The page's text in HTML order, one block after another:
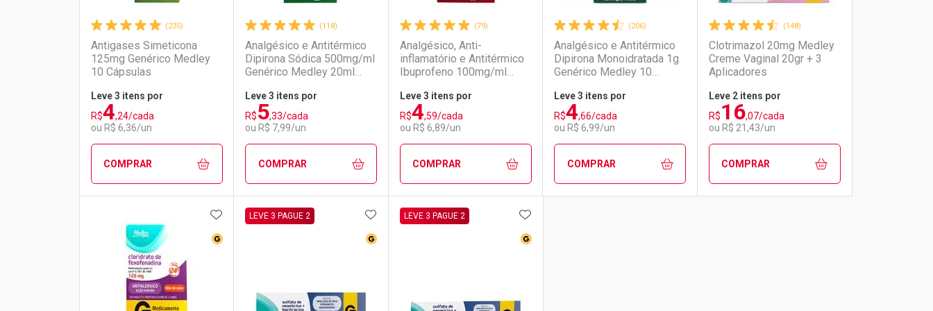
(235)
Antigases Simeticona
125mg Genérico Medley
10 Cápsulas
Leve 3 itens por
R$4,24/cada
ou R$ 6,36/un
COMPRAR
FECHAR
Laboratório
FECHAR
Por Menos
(118)
Analgésico e Antitérmico
Dipirona Sódica 500mg/ml
Genérico Medley 20ml
Leve 3 itens por
R$5,33/cada
ou R$ 7,99/un
COMPRAR
FECHAR
FECHAR
(79)
Analgésico, Anti-
inflamatório e Antitérmico
Ibuprofeno 100mg/ml
Leve 3 itens por
R$4,59/cada
ou R$ 6,89/un
COMPRAR
(206)
Analgésico e Antitérmico
Dipirona Monoidratada 1g
Genérico Medley 10
Leve 3 itens por
R$4,66/cada
ou R$ 6,99/un
COMPRAR
(148)
Clotrimazol 20mg Medley
Creme Vaginal 20gr + 3
Aplicadores
Leve 2 itens por
R$16,07/cada
ou R$ 21,43/un
COMPRAR
Medicamento Genérico
ADICIONAR AOS FAVORITOS
Medicamento Genérico
LEVE 3 PAGUE 2 ADICIONAR AOS FAVORITOS
Medicamento Genérico
LEVE 3 PAGUE 2 ADICIONAR AOS FAVORITOS